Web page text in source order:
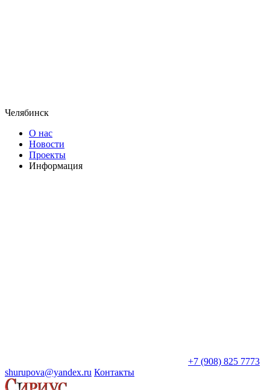
Челябинск
О нас
Новости
Проекты
Информация
+7 (908) 825 7773
shurupova@yandex.ru Контакты